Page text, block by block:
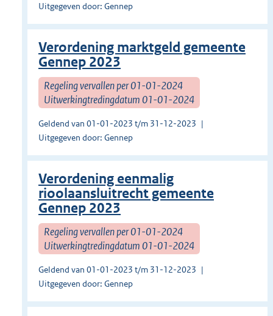
Uitgegeven door: Gennep
Verordening marktgeld gemeente
Gennep 2023
Regeling vervallen per 01-01-2024
Uitwerkingtredingdatum 01-01-2024
Geldend van 01-01-2023 t/m 31-12-2023
Uitgegeven door: Gennep
Verordening eenmalig
rioolaansluitrecht gemeente
Gennep 2023
Regeling vervallen per 01-01-2024
Uitwerkingtredingdatum 01-01-2024
Geldend van 01-01-2023 t/m 31-12-2023
Uitgegeven door: Gennep